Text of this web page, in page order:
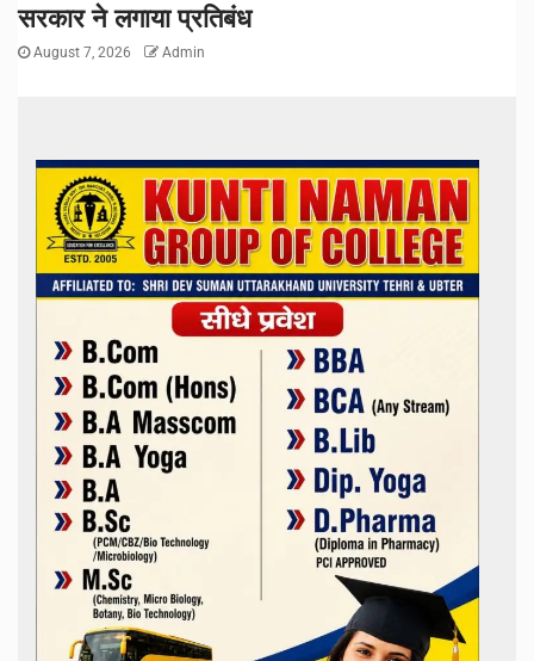
सरकार ने लगाया प्रतिबंध
August 7, 2026 Admin